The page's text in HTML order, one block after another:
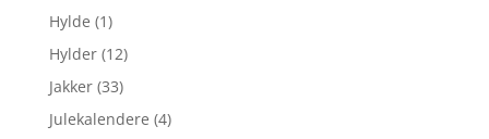
Hylde (1)
Hylder (12)
Jakker (33)
Julekalendere (4)